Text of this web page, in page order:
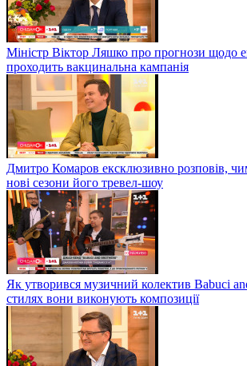
Міністр Віктор Ляшко про прогнози щодо
проходить вакцинальна кампанія
Дмитро Комаров ексклюзивно розповів,
нові сезони його тревел-шоу
Як утворився музичний колектив Babuci
стилях вони виконують композиції